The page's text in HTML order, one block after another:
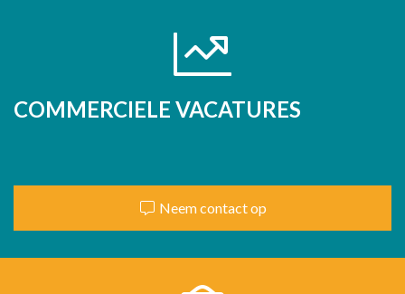
COMMERCIELE VACATURES
Neem contact op